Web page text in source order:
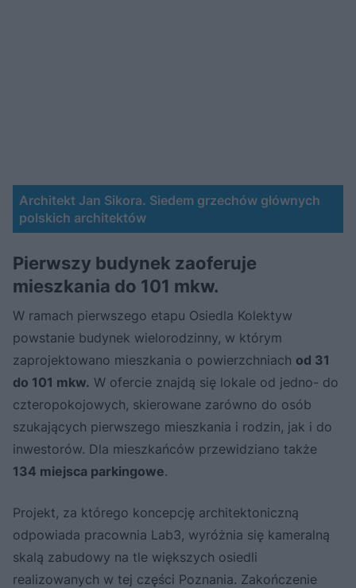
Architekt Jan Sikora. Siedem grzechów głównych
polskich architektów
Pierwszy budynek zaoferuje
mieszkania do 101 mkw.
W ramach pierwszego etapu Osiedla Kolektyw
powstanie budynek wielorodzinny, w którym
zaprojektowano mieszkania o powierzchniach od 31
do 101 mkw. W ofercie znajdą się lokale od jedno- do
czteropokojowych, skierowane zarówno do osób
szukających pierwszego mieszkania i rodzin, jak i do
inwestorów. Dla mieszkańców przewidziano także
134 miejsca parkingowe.
Projekt, za którego koncepcję architektoniczną
odpowiada pracownia Lab3, wyróżnia się kameralną
skalą zabudowy na tle większych osiedli
realizowanych w tej części Poznania. Zakończenie